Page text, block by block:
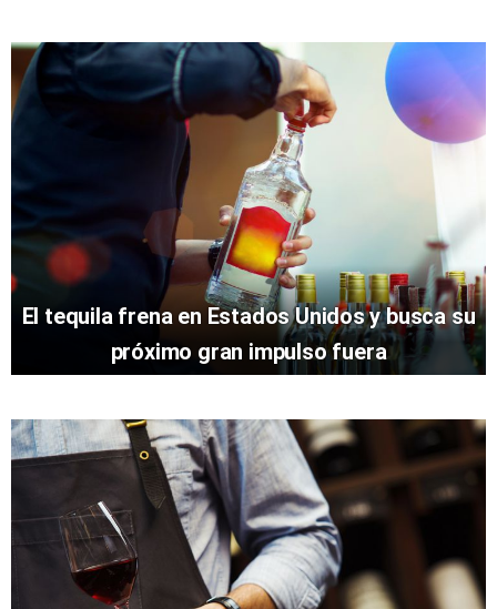
El tequila frena en Estados Unidos y busca su
próximo gran impulso fuera